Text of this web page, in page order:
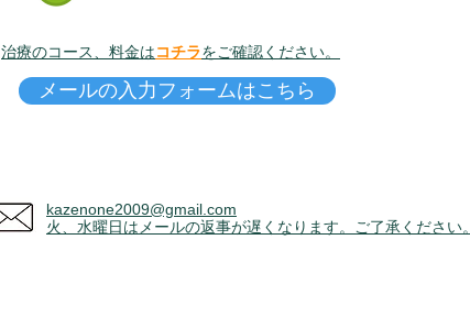
治療のコース、料金はコチラをご確認ください。
メールの入力フォームはこちら
kazenone2009@gmail.com
火、水曜日はメールの返事が遅くなります。
​ご了承ください。